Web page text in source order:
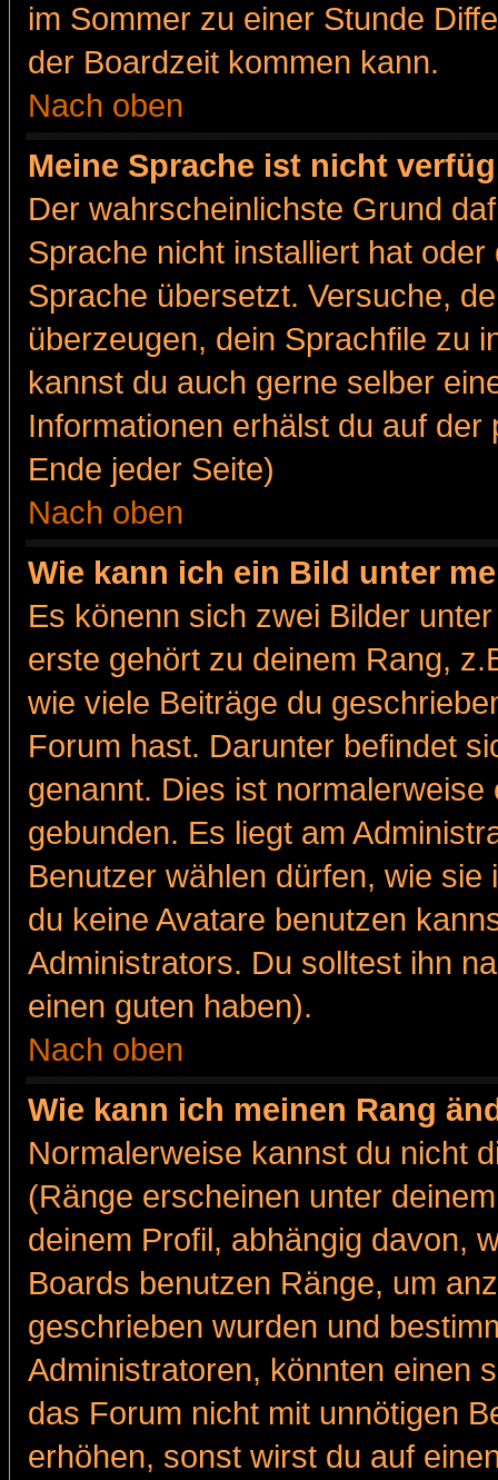
im Sommer zu einer Stunde
der Boardzeit kommen kann.
Nach oben
Meine Sprache ist nicht
Der wahrscheinlichste Grund
Sprache nicht installiert hat
Sprache übersetzt. Versuche,
überzeugen, dein Sprachfile zu
kannst du auch gerne selber
Informationen erhälst du auf
Ende jeder Seite)
Nach oben
Wie kann ich ein Bild unter
Es könenn sich zwei Bilder
erste gehört zu deinem Rang,
wie viele Beiträge du
Forum hast. Darunter befindet
genannt. Dies ist
gebunden. Es liegt am
Benutzer wählen dürfen, wie
du keine Avatare benutzen
Administrators. Du solltest ihn
einen guten haben).
Nach oben
Wie kann ich meinen Rang
Normalerweise kannst du nicht
(Ränge erscheinen unter
deinem Profil, abhängig davon,
Boards benutzen Ränge, um
geschrieben wurden und
Administratoren, könnten einen
das Forum nicht mit unnötigen
erhöhen, sonst wirst du auf